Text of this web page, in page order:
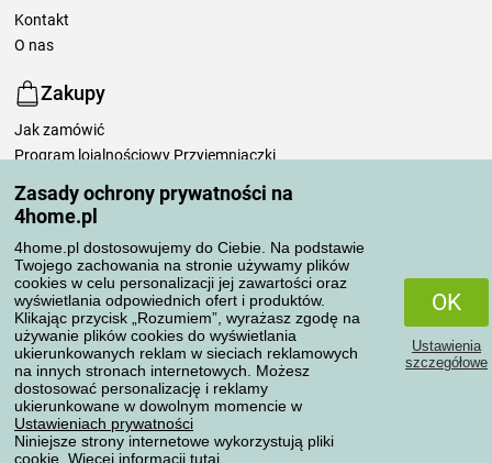
Zasady ochrony prywatności na
4home.pl
4home.pl dostosowujemy do Ciebie. Na podstawie
Twojego zachowania na stronie używamy plików
cookies w celu personalizacji jej zawartości oraz
wyświetlania odpowiednich ofert i produktów.
Klikając przycisk „Rozumiem”, wyrażasz zgodę na
używanie plików cookies do wyświetlania
ukierunkowanych reklam w sieciach reklamowych
na innych stronach internetowych. Możesz
dostosować personalizację i reklamy
ukierunkowane w dowolnym momencie w
Ustawieniach prywatności
Niniejsze strony internetowe wykorzystują pliki
cookie. Więcej informacji tutaj
OK
Ustawienia
szczegółowe
Kontakt
O nas
Zakupy
Jak zamówić
Program lojalnościowy Przyjemniaczki
Możliwości płatności
Dlaczego warto kupować u nas
Ustawienia prywatności
Regulamin
Pielęgnacja pościeli
Twoje zamówienia
Moje konto
Moje zamówienia
Reklamacje